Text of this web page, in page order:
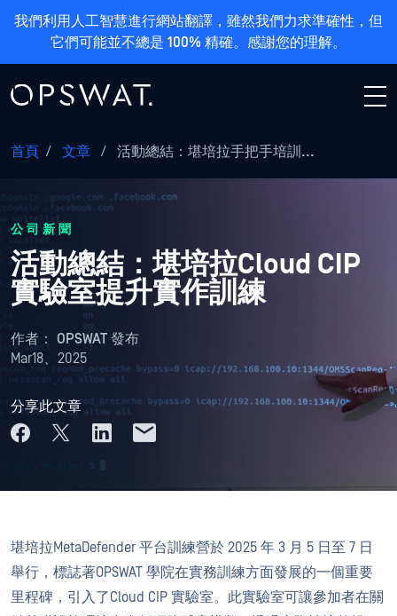
我們利用人工智慧進行網站翻譯，雖然我們力求準確性，但
它們可能並不總是 100% 精確。感謝您的理解。
首頁 / 文章 / 活動總結：堪培拉手把手培訓...
公司新聞
活動總結：堪培拉Cloud CIP
實驗室提升實作訓練
作者： OPSWAT 發布
Mar18、2025
分享此文章
堪培拉MetaDefender 平台訓練營於 2025 年 3 月 5 日至 7 日
舉行，標誌著OPSWAT 學院在實務訓練方面發展的一個重要
里程碑，引入了Cloud CIP 實驗室。此實驗室可讓參加者在關